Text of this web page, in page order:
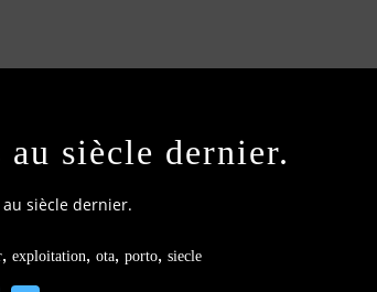
siècle dernier.
siècle dernier.
, exploitation, ota, porto, siecle